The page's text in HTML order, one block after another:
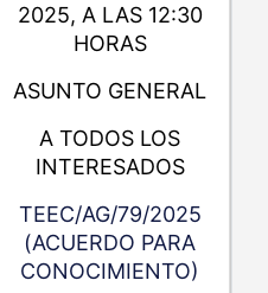
2025, A LAS 12:30
HORAS
ASUNTO GENERAL
A TODOS LOS
INTERESADOS
TEEC/AG/79/2025
(ACUERDO PARA
CONOCIMIENTO)